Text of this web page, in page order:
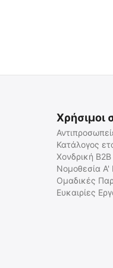
Βιβλίο Πρώτες Βοήθειες &
Ειδικές Καταστάσεις
Άμεσα διαθέσιμο
Χρήσιμοι
Κατάλογος
Χονδρική B2B
Νομοθεσία Α'
Ομαδικές
Ευκαιρίες